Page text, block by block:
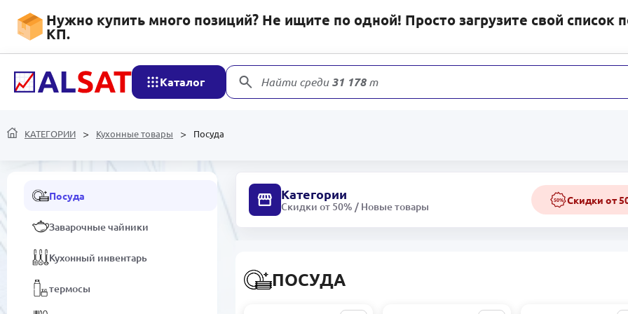
Нужно купить много позиций? Не ищите по одной! Просто загрузите свой список
КП.
Каталог Найти среди31 178товаров
КАТЕГОРИИ Кухонные товары Посуда
Системы
Посуда
Заварочные чайники
Кухонный инвентарь
термосы
Категории
Скидки от 50% / Новые товары
50% Скидки от
ПОСУДА